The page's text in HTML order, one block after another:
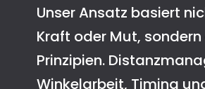
Unser Ansatz basiert
Kraft oder Mut,
Prinzipien.
Winkelarbeit, Timing